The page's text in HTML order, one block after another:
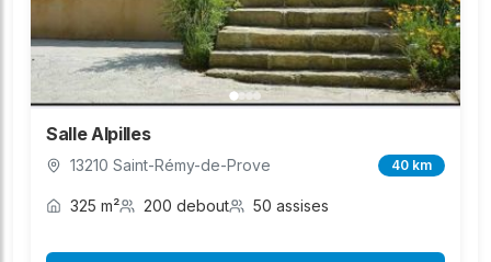
Salle Alpilles
13210 Saint-Rémy-de-Prove 40 km
325 m² 200 debout 50 assises